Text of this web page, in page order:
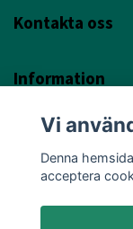
Kontakta oss
Information
Sociala Media
Vi
Denna
acceptera